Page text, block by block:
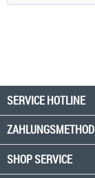
SERVICE HOTLINE
SHOP SERVICE